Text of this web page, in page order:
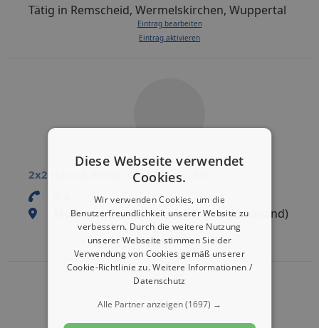
Tätig in Remscheid, Wermelskirchen, Wuppertal
Eintrag bearbeiten
Eintrag aktivieren
2x2 Haus & Boden GmbH & Co. KG
Moltkestr. 22, 42799 Leichlingen (Rheinland)
Eintrag bearbeiten
Eintrag aktivieren
Diese Webseite verwendet
Cookies.
Wir verwenden Cookies, um die
Benutzerfreundlichkeit unserer Website zu
verbessern. Durch die weitere Nutzung
unserer Webseite stimmen Sie der
Verwendung von Cookies gemäß unserer
Cookie-Richtlinie zu.Weitere Informationen /
Datenschutz
Alle Partner anzeigen(1697) →